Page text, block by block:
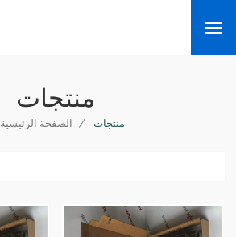
منتجات
الصفحة الرئيسية / منتجات